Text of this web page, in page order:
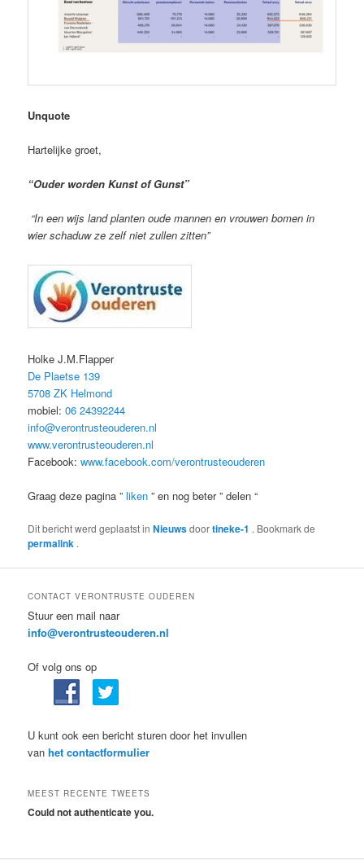
Unquote
Hartelijke groet,
“Ouder worden Kunst of Gunst”
“In een wijs land planten oude mannen en vrouwen bomen in
wier schaduw ze zelf niet zullen zitten”
Holke J.M.Flapper
De Plaetse 139
5708 ZK Helmond
mobiel:06 24392244
info@verontrusteouderen.nl
www.verontrusteouderen.nl
Facebook:www.facebook.com/verontrusteouderen
Graag deze pagina ”liken ” en nog beter ” delen “
Dit bericht werd geplaatst inNieuwsdoortineke-1 . Bookmark de
permalink .
CONTACT VERONTRUSTE OUDEREN
Stuur een mail naar
info@verontrusteouderen.nl
Of volg ons op
U kunt ook een bericht sturen door het invullen
vanhet contactformulier
MEEST RECENTE TWEETS
Could not authenticate you.